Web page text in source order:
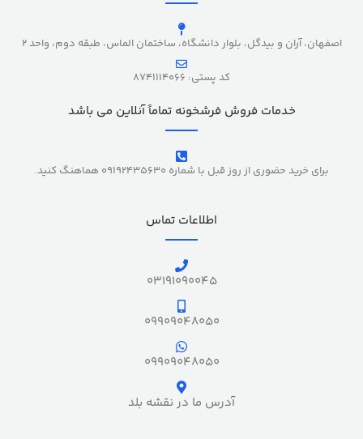
اصفهان، آران و بیدگل، بلوار دانشگاه، ساختمان الماس، طبقه دوم، واحد 2
کد پستی: 8741114066
خدمات فروش فرشخونه تماماً آنلاین می باشد
برای خرید حضوری از روز قبل با شماره 09192435630 هماهنگ کنید.
اطلاعات تماس
03191090045
09909048050
09909048050
آدرس ما در نقشه بلد